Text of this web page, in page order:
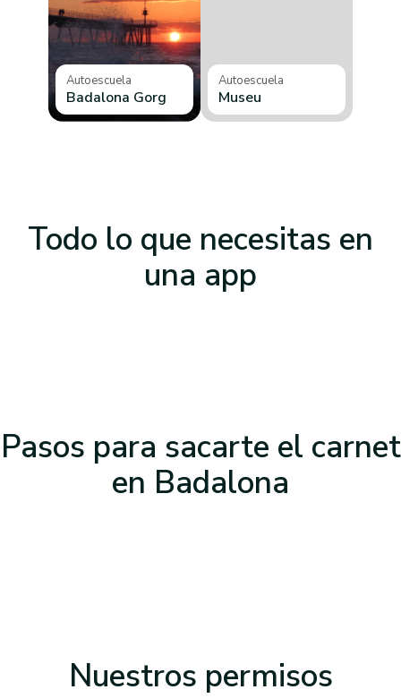
Autoescuela
Badalona Gorg
Autoescuela
Museu
Todo lo que necesitas en
una app
Pasos para sacarte el carnet
en Badalona
Nuestros permisos